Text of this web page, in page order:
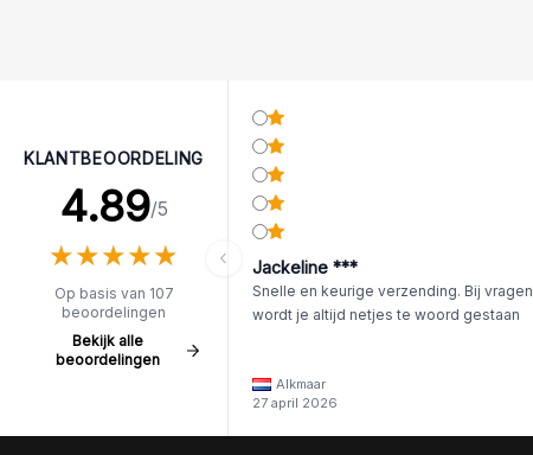
KLANTBEOORDELING
4.89/5
★★★★★
★★★★★
Op basis van 107
beoordelingen
Bekijk alle
beoordelingen
Jackeline ***
Snelle en keurige verzending. Bij vragen
wordt je altijd netjes te woord gestaan
Alkmaar
27 april 2026